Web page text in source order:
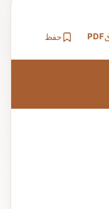
PDF حفظ